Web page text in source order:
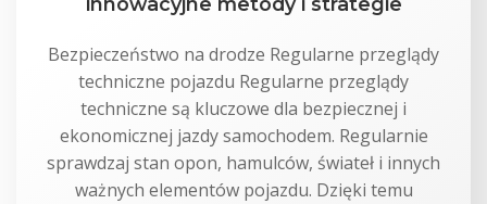
Bezpieczeństwo na drodze Regularne przeglądy
techniczne pojazdu Regularne przeglądy
techniczne są kluczowe dla bezpiecznej i
ekonomicznej jazdy samochodem. Regularnie
sprawdzaj stan opon, hamulców, świateł i innych
ważnych elementów pojazdu. Dzięki temu